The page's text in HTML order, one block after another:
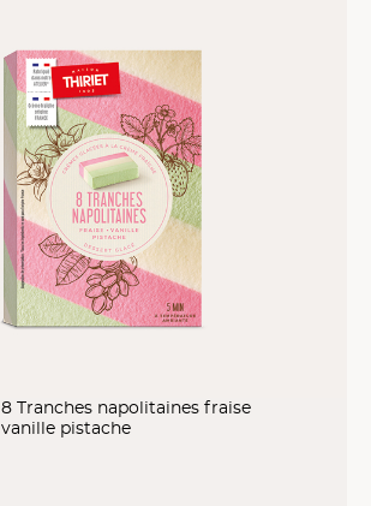
8 Tranches napolitaines fraise
vanille pistache